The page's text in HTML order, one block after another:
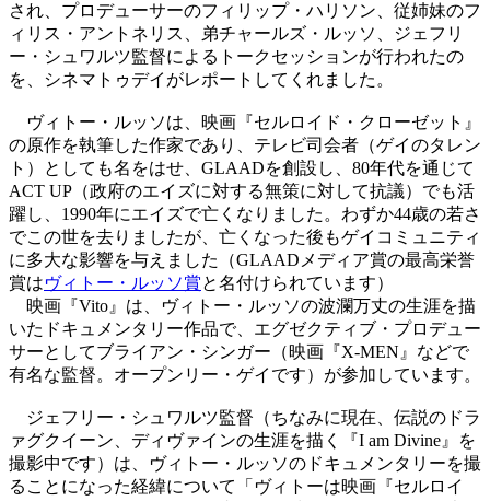
され、プロデューサーのフィリップ・ハリソン、従姉妹のフ
ィリス・アントネリス、弟チャールズ・ルッソ、ジェフリ
ー・シュワルツ監督によるトークセッションが行われたの
を、シネマトゥデイがレポートしてくれました。
ヴィトー・ルッソは、映画『セルロイド・クローゼット』
の原作を執筆した作家であり、テレビ司会者（ゲイのタレン
ト）としても名をはせ、GLAADを創設し、80年代を通じて
ACT UP（政府のエイズに対する無策に対して抗議）でも活
躍し、1990年にエイズで亡くなりました。わずか44歳の若さ
でこの世を去りましたが、亡くなった後もゲイコミュニティ
に多大な影響を与えました（GLAADメディア賞の最高栄誉
賞はヴィトー・ルッソ賞と名付けられています）
映画『Vito』は、ヴィトー・ルッソの波瀾万丈の生涯を描
いたドキュメンタリー作品で、エグゼクティブ・プロデュー
サーとしてブライアン・シンガー（映画『X-MEN』などで
有名な監督。オープンリー・ゲイです）が参加しています。
ジェフリー・シュワルツ監督（ちなみに現在、伝説のドラ
ァグクイーン、ディヴァインの生涯を描く『I am Divine』を
撮影中です）は、ヴィトー・ルッソのドキュメンタリーを撮
ることになった経緯について「ヴィトーは映画『セルロイ